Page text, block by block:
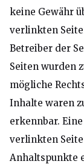
keine Gewähr
verlinkten
Betreiber der
Seiten wurden
mögliche
Inhalte waren
erkennbar.
verlinkten
Anhaltspunkte